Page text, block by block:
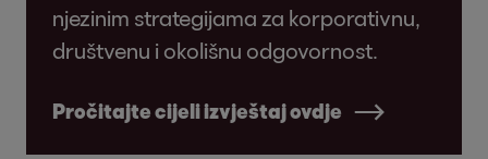
njezinim strategijama za korporativnu,
društvenu i okolišnu odgovornost.
Pročitajte cijeli izvještaj ovdje